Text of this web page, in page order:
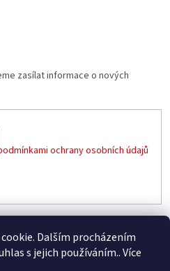
Dalším procházením
s jejich používáním.. Více
zasílat informace o nových
ochrany osobních údajů
www.regaobuv.cz